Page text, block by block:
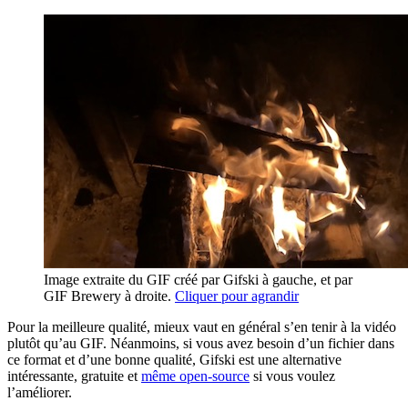
Image extraite du GIF créé par Gifski à gauche, et par
GIF Brewery à droite. Cliquer pour agrandir
Pour la meilleure qualité, mieux vaut en général s’en tenir à la vidéo
plutôt qu’au GIF. Néanmoins, si vous avez besoin d’un fichier dans
ce format et d’une bonne qualité, Gifski est une alternative
intéressante, gratuite et même open-source si vous voulez
l’améliorer.